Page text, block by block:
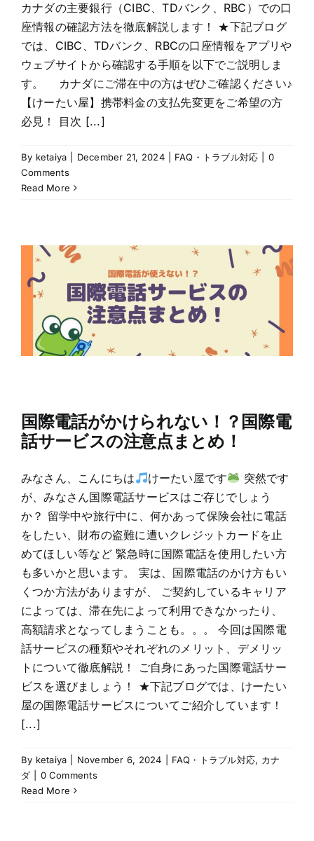
カナダの主要銀行（CIBC、TDバンク、RBC）での口
座情報の確認方法を徹底解説します！ ★下記ブログ
では、CIBC、TDバンク、RBCの口座情報をアプリや
ウェブサイトから確認する手順を以下でご説明しま
す。 カナダにご滞在中の方はぜひご確認ください♪
【けーたい屋】携帯料金の支払先変更をご希望の方
必見！ 目次 [...]
By ketaiya December 21, 2024 FAQ・トラブル対応
0
Comments
Read More
国際電話がかけられない！？国際電
話サービスの注意点まとめ！
みなさん、こんにちは けーたい屋です
突然です
が、みなさん国際電話サービスはご存じでしょう
か？ 留学中や旅行中に、何かあって保険会社に電話
をしたい、財布の盗難に遭いクレジットカードを止
めてほしい等など 緊急時に国際電話を使用したい方
も多いかと思います。 実は、国際電話のかけ方もい
くつか方法がありますが、 ご契約しているキャリア
によっては、滞在先によって利用できなかったり、
高額請求となってしまうことも。。。 今回は国際電
話サービスの種類やそれぞれのメリット、デメリッ
トについて徹底解説！ ご自身にあった国際電話サー
ビスを選びましょう！ ★下記ブログでは、けーたい
屋の国際電話サービスについてご紹介しています！
[...]
By ketaiya November 6, 2024 FAQ・トラブル対応, カナ
ダ
0 Comments
Read More